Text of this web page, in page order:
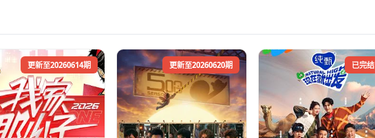
更新至20260614期 更新至20260620期 已完结